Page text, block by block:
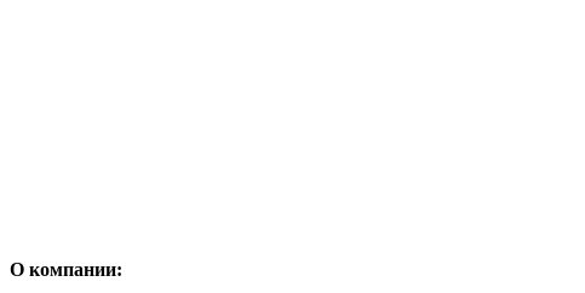
О компании: